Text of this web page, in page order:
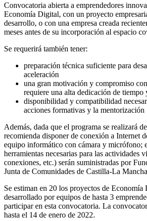
Convocatoria abierta a emprendedores
Economía Digital, con un proyecto
desarrollo, o con una empresa creada
meses antes de su incorporación al espacio
Se requerirá también tener:
preparación técnica suficiente para
aceleración
una gran motivación y compromiso
requiere una alta dedicación de tiempo
disponibilidad y compatibilidad
acciones formativas y la mentorización
Además, dada que el programa se realizará
recomienda disponer de conexión a Internet
equipo informático con cámara y micrófono;
herramientas necesarias para las actividades
conexiones, etc.) serán suministradas por
Junta de Comunidades de Castilla-La
Se estiman en 20 los proyectos de
desarrollado por equipos de hasta 3
participar en esta convocatoria. La
hasta el 14 de enero de 2022.